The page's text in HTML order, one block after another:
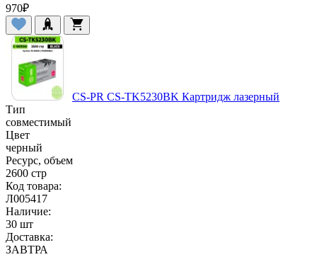
970₽
CS-PR CS-TK5230BK Картридж лазерный
Тип
совместимый
Цвет
черный
Ресурс, объем
2600 стр
Код товара:
Л005417
Наличие:
30 шт
Доставка:
ЗАВТРА